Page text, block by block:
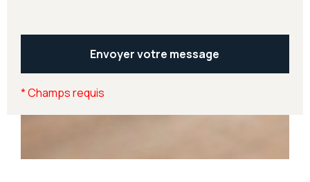
*Champs requis